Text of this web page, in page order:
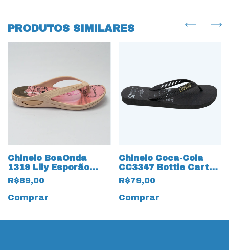
PRODUTOS SIMILARES
Chinelo BoaOnda
1319 Lily Esporão
com Palmilha
Removível Rose/Nude
R$89,00
Comprar
Chinelo Coca-Cola
CC3347 Bottle Carton
All Black
R$79,00
Comprar